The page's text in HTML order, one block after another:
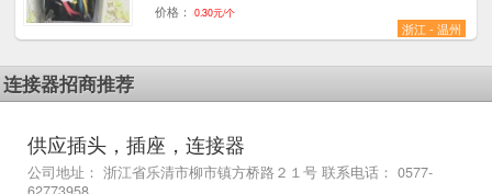
价格：
0.30元/个
浙江 - 温州
连接器招商推荐
供应插头，插座，连接器
公司地址： 浙江省乐清市柳市镇方桥路２１号 联系电话： 0577-